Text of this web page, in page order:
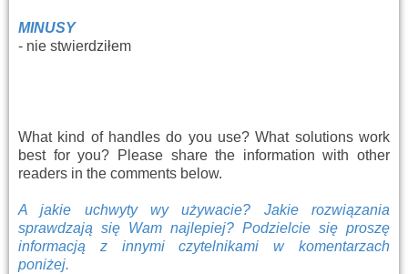
MINUSY
- nie stwierdziłem
What kind of handles do you use? What solutions work
best for you? Please share the information with other
readers in the comments below.
A jakie uchwyty wy używacie? Jakie rozwiązania
sprawdzają się Wam najlepiej? Podzielcie się proszę
informacją z innymi czytelnikami w komentarzach
poniżej.